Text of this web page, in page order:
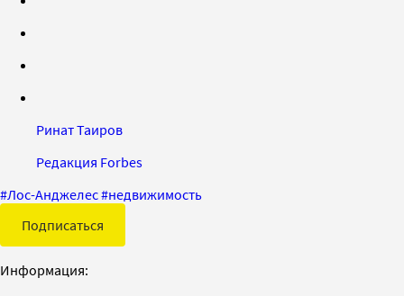
Ринат Таиров
Редакция Forbes
#Лос-Анджелес#недвижимость
Подписаться
Информация: